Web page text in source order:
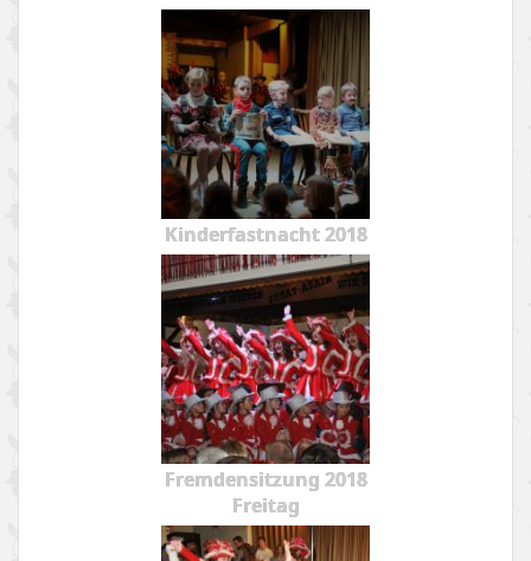
Kinderfastnacht 2018
Fremdensitzung 2018
Freitag